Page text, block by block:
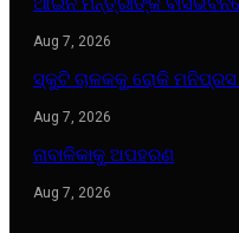
Aug 7, 2026
ସ୍କୁଟି ଚାଳକକୁ ରୋକି
Aug 7, 2026
ନାବାଳିକାକୁ ଅପହରଣ
Aug 7, 2026